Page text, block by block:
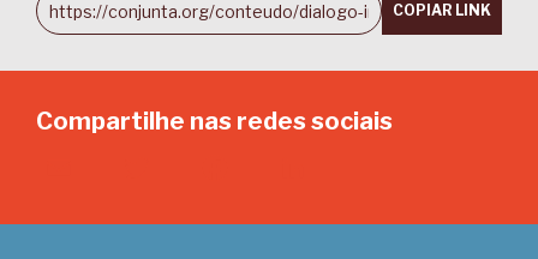
COPIAR LINK
Compartilhe nas redes sociais